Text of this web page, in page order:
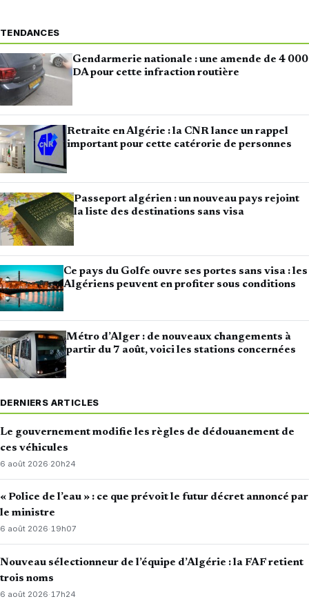
TENDANCES
Gendarmerie nationale : une amende de 4 000
DA pour cette infraction routière
Retraite en Algérie : la CNR lance un rappel
important pour cette catérorie de personnes
Passeport algérien : un nouveau pays rejoint
la liste des destinations sans visa
Ce pays du Golfe ouvre ses portes sans visa : les
Algériens peuvent en profiter sous conditions
Métro d’Alger : de nouveaux changements à
partir du 7 août, voici les stations concernées
DERNIERS ARTICLES
Le gouvernement modifie les règles de dédouanement de
ces véhicules
6 août 2026·20h24
« Police de l’eau » : ce que prévoit le futur décret annoncé par
le ministre
6 août 2026·19h07
Nouveau sélectionneur de l’équipe d’Algérie : la FAF retient
trois noms
6 août 2026· 17h24